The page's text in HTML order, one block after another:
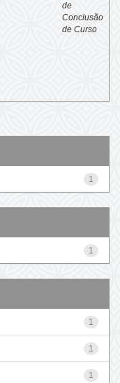
de
Conclusão
de Curso
1
1
1
1
1